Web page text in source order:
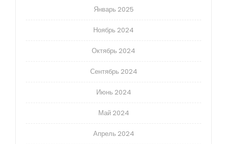
Январь 2025
Ноябрь 2024
Октябрь 2024
Сентябрь 2024
Июнь 2024
Май 2024
Апрель 2024